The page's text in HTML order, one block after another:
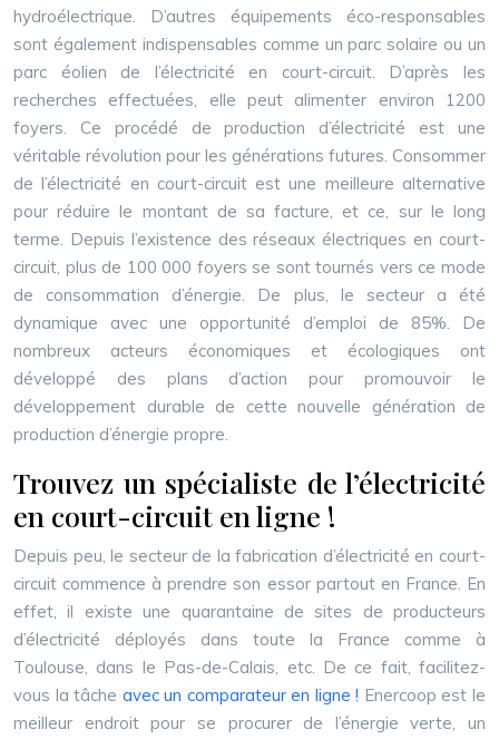
hydroélectrique. D’autres équipements éco-responsables
sont également indispensables comme un parc solaire ou un
parc éolien de l’électricité en court-circuit. D’après les
recherches effectuées, elle peut alimenter environ 1200
foyers. Ce procédé de production d’électricité est une
véritable révolution pour les générations futures. Consommer
de l’électricité en court-circuit est une meilleure alternative
pour réduire le montant de sa facture, et ce, sur le long
terme. Depuis l’existence des réseaux électriques en court-
circuit, plus de 100 000 foyers se sont tournés vers ce mode
de consommation d’énergie. De plus, le secteur a été
dynamique avec une opportunité d’emploi de 85%. De
nombreux acteurs économiques et écologiques ont
développé des plans d’action pour promouvoir le
développement durable de cette nouvelle génération de
production d’énergie propre.
Trouvez un spécialiste de l’électricité
en court-circuit en ligne !
Depuis peu, le secteur de la fabrication d’électricité en court-
circuit commence à prendre son essor partout en France. En
effet, il existe une quarantaine de sites de producteurs
d’électricité déployés dans toute la France comme à
Toulouse, dans le Pas-de-Calais, etc. De ce fait, facilitez-
vous la tâche avec un comparateur en ligne ! Enercoop est le
meilleur endroit pour se procurer de l’énergie verte, un